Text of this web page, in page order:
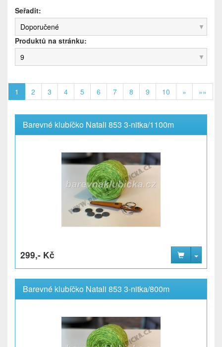
Seřadit:
Doporučené
Produktů na stránku:
9
1 2 3 4 5 6 7 8 9 10 » »»
Barevné klubíčko Natali 853 3-nitka/1100m
299,- Kč
Barevné klubíčko Natali 853 3-nitka/800m